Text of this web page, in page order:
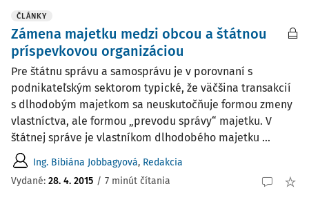
ČLÁNKY
Zámena majetku medzi obcou a štátnou
príspevkovou organizáciou
Pre štátnu správu a samosprávu je v porovnaní s
podnikateľským sektorom typické, že väčšina transakcií
s dlhodobým majetkom sa neuskutočňuje formou zmeny
vlastníctva, ale formou „prevodu správy“ majetku. V
štátnej správe je vlastníkom dlhodobého majetku ...
Ing. Bibiána Jobbagyová, Redakcia
Vydané: 28. 4. 2015 / 7 minút čítania